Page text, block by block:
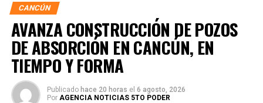
CANCÚN
AVANZA CONSTRUCCIÓN DE POZOS
DE ABSORCIÓN EN CANCÚN, EN
TIEMPO Y FORMA
Publicado hace 20 horas el 6 agosto, 2026
Por AGENCIA NOTICIAS 5TO PODER